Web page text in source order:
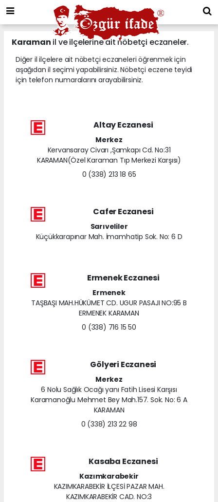
Karaman il ve ilçelerine ait nöbetçi eczaneler.
Diğer il ilçelere ait nöbetçi eczaneleri öğrenmek için
aşağıdan il seçimi yapabilirsiniz. Nöbetçi eczene teyidi
için telefon numaralarını arayabilirsiniz.
Altay Eczanesi
Merkez
Kervansaray Civarı ,Şamkapı Cd. No:31
KARAMAN(Özel Karaman Tıp Merkezi Karşısı)
0 (338) 213 18 65
Cafer Eczanesi
Sarıveliler
Küçükkarapınar Mah. İmamhatip Sok. No: 6 D
Ermenek Eczanesi
Ermenek
TAŞBAŞI MAH.HÜKÜMET CD. UGUR PASAJI NO:95 B
ERMENEK KARAMAN
0 (338) 716 15 50
Gölyeri Eczanesi
Merkez
6 Nolu Sağlık Ocağı yanı Fatih Lisesi Karşısı
Karamanoğlu Mehmet Bey Mah.157. Sok. No: 6 A
KARAMAN
0 (338) 213 22 98
Kasaba Eczanesi
Kazımkarabekir
KAZIMKARABEKİR İLÇESİ PAZAR MAH.
KAZIMKARABEKİR CAD. NO:3